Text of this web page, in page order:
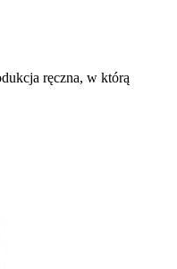
ręczna, w którą